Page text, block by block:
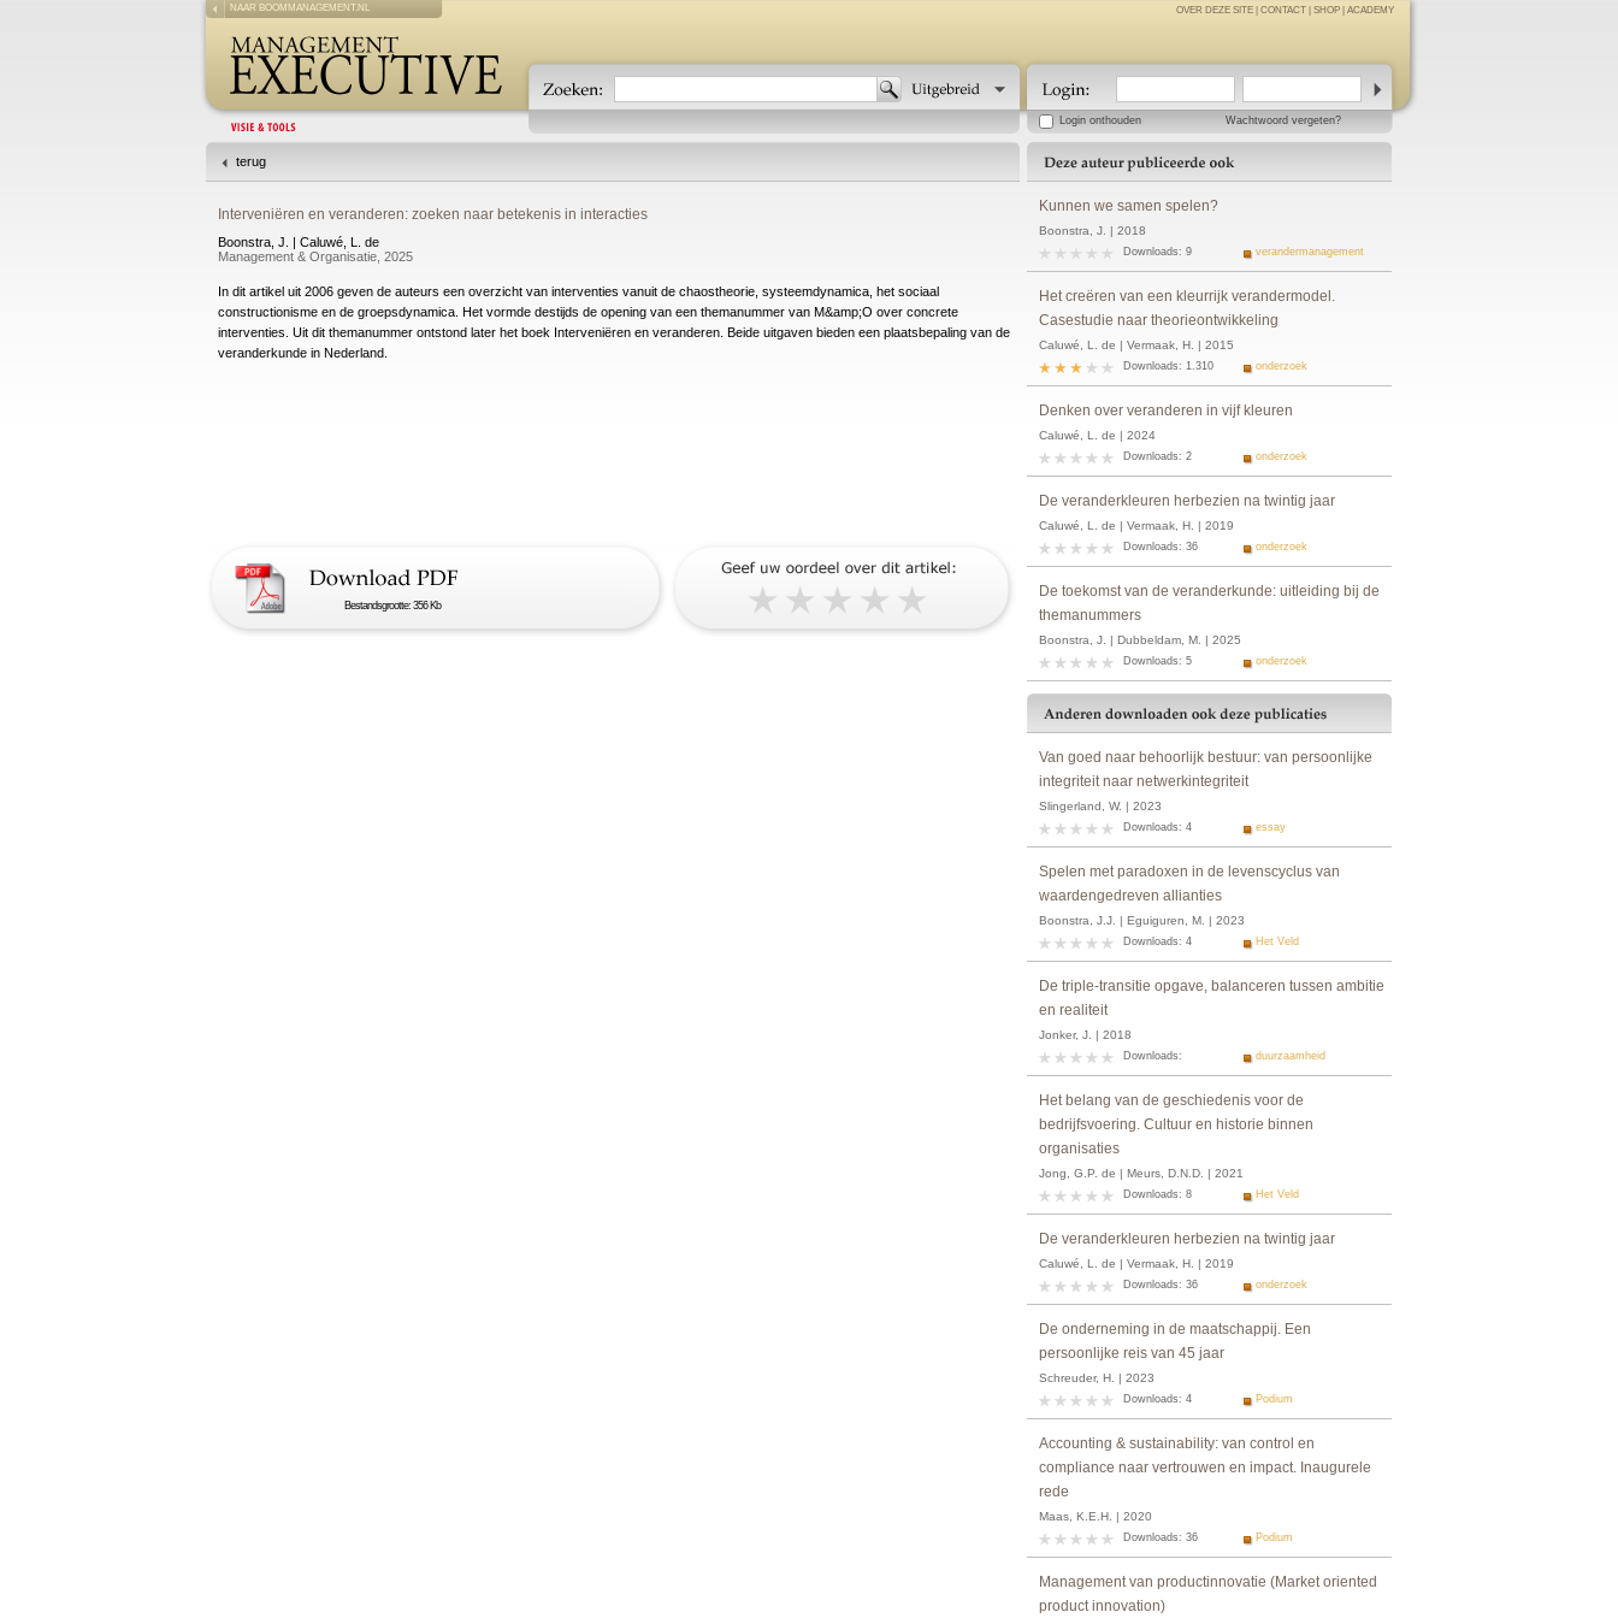
NAAR BOOMMANAGEMENT.NL OVER DEZE SITE CONTACT SHOP ACADEMY
Login onthouden Wachtwoord vergeten?
terug
Interveniëren en veranderen: zoeken naar betekenis in interacties
Boonstra, J. | Caluwé, L. de
Management & Organisatie, 2025
In dit artikel uit 2006 geven de auteurs een overzicht van interventies vanuit de chaostheorie, systeemdynamica, het sociaal
constructionisme en de groepsdynamica. Het vormde destijds de opening van een themanummer van M&amp;O over concrete
interventies. Uit dit themanummer ontstond later het boek Interveniëren en veranderen. Beide uitgaven bieden een plaatsbepaling van de
veranderkunde in Nederland.
Bestandsgrootte: 356 Kb
Kunnen we samen spelen?
Boonstra, J. | 2018
Downloads: 9 verandermanagement
Het creëren van een kleurrijk verandermodel.
Casestudie naar theorieontwikkeling
Caluwé, L. de | Vermaak, H. | 2015
Downloads: 1.310 onderzoek
Denken over veranderen in vijf kleuren
Caluwé, L. de | 2024
Downloads: 2 onderzoek
De veranderkleuren herbezien na twintig jaar
Caluwé, L. de | Vermaak, H. | 2019
Downloads: 36 onderzoek
De toekomst van de veranderkunde: uitleiding bij de
themanummers
Boonstra, J. | Dubbeldam, M. | 2025
Downloads: 5 onderzoek
Van goed naar behoorlijk bestuur: van persoonlijke
integriteit naar netwerkintegriteit
Slingerland, W. | 2023
Downloads: 4 essay
Spelen met paradoxen in de levenscyclus van
waardengedreven allianties
Boonstra, J.J. | Eguiguren, M. | 2023
Downloads: 4 Het Veld
De triple-transitie opgave, balanceren tussen ambitie
en realiteit
Jonker, J. | 2018
Downloads: duurzaamheid
Het belang van de geschiedenis voor de
bedrijfsvoering. Cultuur en historie binnen
organisaties
Jong, G.P. de | Meurs, D.N.D. | 2021
Downloads: 8 Het Veld
De veranderkleuren herbezien na twintig jaar
Caluwé, L. de | Vermaak, H. | 2019
Downloads: 36 onderzoek
De onderneming in de maatschappij. Een
persoonlijke reis van 45 jaar
Schreuder, H. | 2023
Downloads: 4 Podium
Accounting & sustainability: van control en
compliance naar vertrouwen en impact. Inaugurele
rede
Maas, K.E.H. | 2020
Downloads: 36 Podium
Management van productinnovatie (Market oriented
product innovation)